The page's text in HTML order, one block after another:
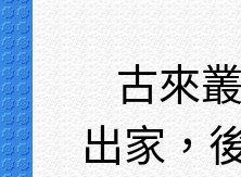
古來
出家，